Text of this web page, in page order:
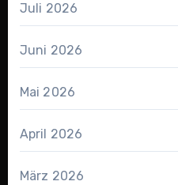
Juli 2026
Juni 2026
Mai 2026
April 2026
März 2026